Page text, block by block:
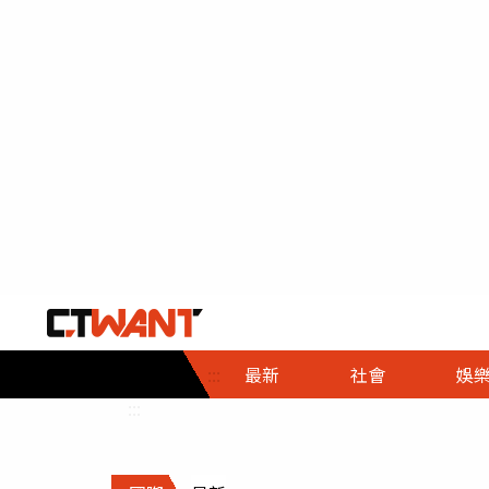
::: 最新 社會
社會首頁
時事
調查
娛樂
娛樂首頁
即時
財經首頁
熱線
政